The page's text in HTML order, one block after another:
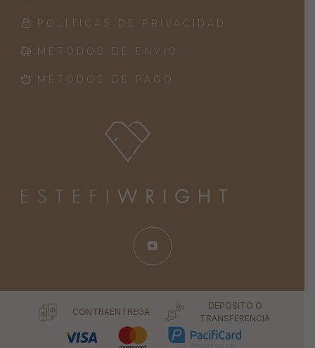
POLÍTICAS DE PRIVACIDAD
MÉTODOS DE ENVÍO
MÉTODOS DE PAGO
CONTRAENTREGA
DEPOSITO O
TRANSFERENCIA